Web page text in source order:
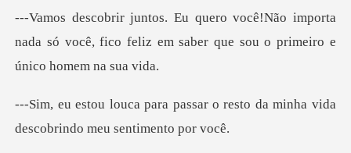
importa
nada só você, fico feliz em saber q
sar o resto da minha vida
desc